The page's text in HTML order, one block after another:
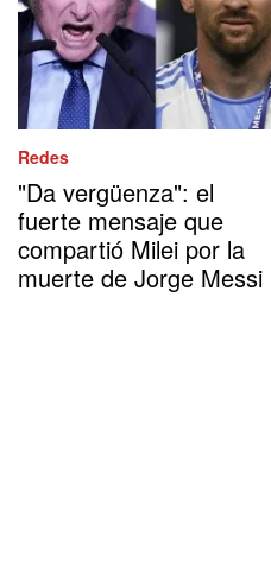
Redes
"Da vergüenza": el
fuerte mensaje que
compartió Milei por la
muerte de Jorge Messi